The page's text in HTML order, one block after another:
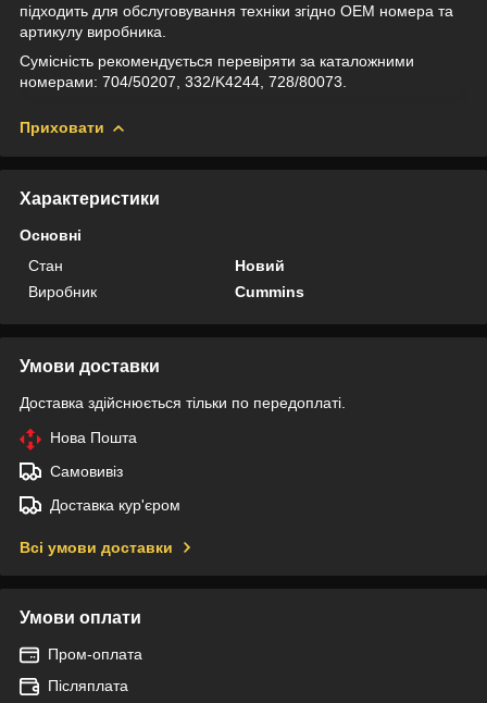
підходить для обслуговування техніки згідно OEM номера та
артикулу виробника.
Сумісність рекомендується перевіряти за каталожними
номерами: 704/50207, 332/K4244, 728/80073.
Приховати
Характеристики
Основні
Стан
Новий
Виробник
Cummins
Умови доставки
Доставка здійснюється тільки по передоплаті.
Нова Пошта
Самовивіз
Доставка кур'єром
Всі умови доставки
Умови оплати
Пром-оплата
Післяплата